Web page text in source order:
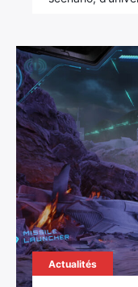
Actualités